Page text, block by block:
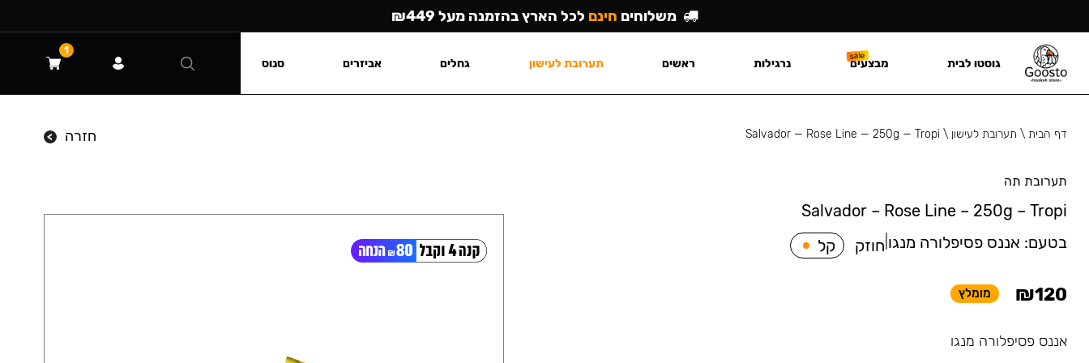
דף הבית\ תערובת לעישון \
Salvador — Rose Line — 250g — Tropi חזרה
תערובת תה
Salvador – Rose Line – 250g – Tropi
בטעם: אננס פסיפלורה מנגו חוזק קל
₪120 מומלץ
אננס פסיפלורה מנגו
משלוחים חינם לכל הארץ בהזמנה מעל ₪449
גוסטו לבית מבצעים נרגילות ראשים תערובת לעישון גחלים אביזרים סנוס
1